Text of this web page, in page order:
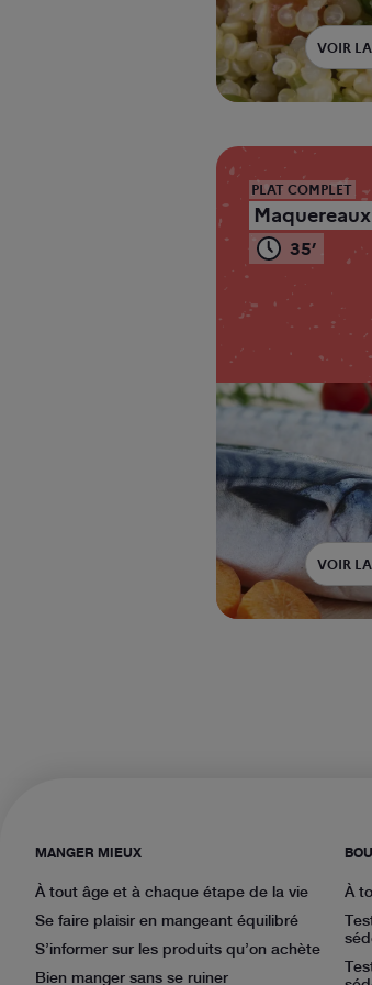
VOIR
PLAT COMPLET
35’
VOIR
MANGER MIEUX
À tout âge et à chaque étape de la vie
Se faire plaisir en mangeant équilibré
S’informer sur les produits qu’on achète
Bien manger sans se ruiner
À